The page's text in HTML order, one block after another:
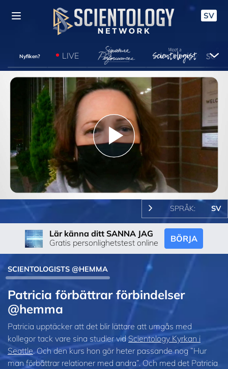
SV
Nyfiken? LIVE
Play
Video
SPRÅK: SV
Lär känna ditt SANNA JAG
Gratis personlighetstest online
BÖRJA
SCIENTOLOGISTS @HEMMA
Patricia förbättrar förbindelser
@hemma
Patricia upptäcker att det blir lättare att umgås med
kollegor tack vare sina studier vid Scientology Kyrkan i
Seattle. Och den kurs hon gör heter passande nog ”Hur
man förbättrar relationer med andra”. Och med det Patricia